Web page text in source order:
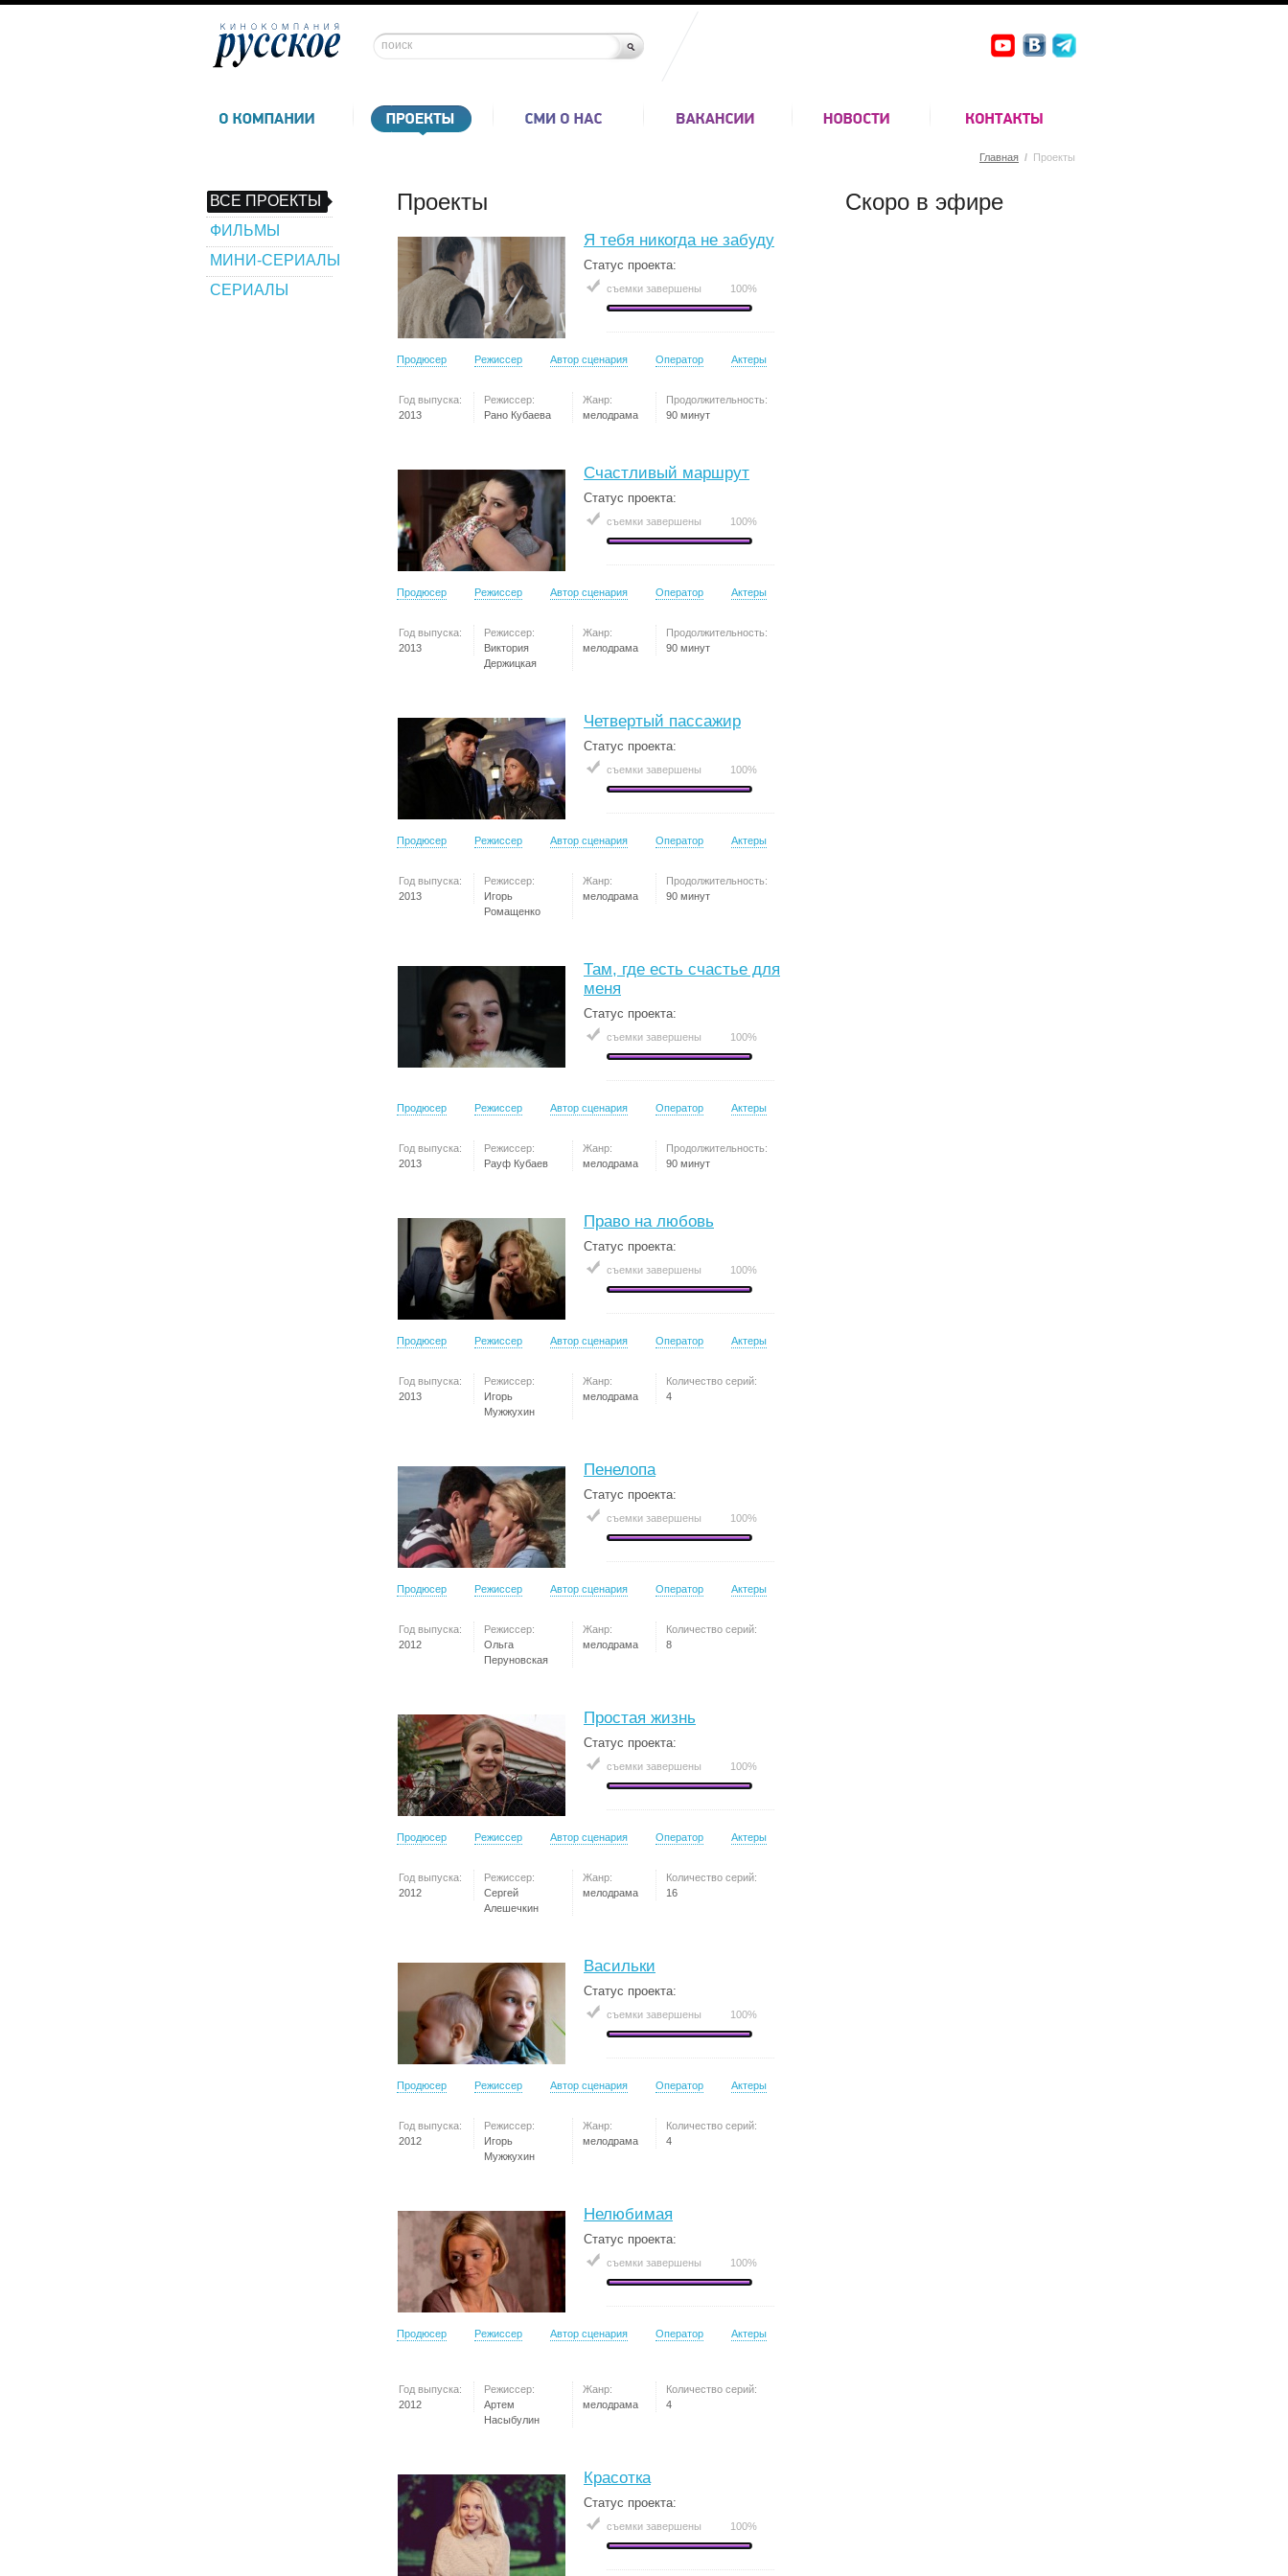
Главная / Проекты
ВСЕ ПРОЕКТЫ
ФИЛЬМЫ
МИНИ-СЕРИАЛЫ
СЕРИАЛЫ
Проекты
Я тебя никогда не забуду
Статус проекта:
съемки завершены 100%
Продюсер Режиссер Автор сценария Оператор Актеры
Год выпуска:
2013
Режиссер:
Рано Кубаева
Жанр:
мелодрама
Продолжительность:
90 минут
Счастливый маршрут
Статус проекта:
съемки завершены 100%
Продюсер Режиссер Автор сценария Оператор Актеры
Год выпуска:
2013
Режиссер:
Виктория
Держицкая
Жанр:
мелодрама
Продолжительность:
90 минут
Четвертый пассажир
Статус проекта:
съемки завершены 100%
Продюсер Режиссер Автор сценария Оператор Актеры
Год выпуска:
2013
Режиссер:
Игорь
Ромащенко
Жанр:
мелодрама
Продолжительность:
90 минут
Там, где есть счастье для
меня
Статус проекта:
съемки завершены 100%
Продюсер Режиссер Автор сценария Оператор Актеры
Год выпуска:
2013
Режиссер:
Рауф Кубаев
Жанр:
мелодрама
Продолжительность:
90 минут
Право на любовь
Статус проекта:
съемки завершены 100%
Продюсер Режиссер Автор сценария Оператор Актеры
Год выпуска:
2013
Режиссер:
Игорь
Мужжухин
Жанр:
мелодрама
Количество серий:
4
Пенелопа
Статус проекта:
съемки завершены 100%
Продюсер Режиссер Автор сценария Оператор Актеры
Год выпуска:
2012
Режиссер:
Ольга
Перуновская
Жанр:
мелодрама
Количество серий:
8
Простая жизнь
Статус проекта:
съемки завершены 100%
Продюсер Режиссер Автор сценария Оператор Актеры
Год выпуска:
2012
Режиссер:
Сергей
Алешечкин
Жанр:
мелодрама
Количество серий:
16
Васильки
Статус проекта:
съемки завершены 100%
Продюсер Режиссер Автор сценария Оператор Актеры
Год выпуска:
2012
Режиссер:
Игорь
Мужжухин
Жанр:
мелодрама
Количество серий:
4
Нелюбимая
Статус проекта:
съемки завершены 100%
Продюсер Режиссер Автор сценария Оператор Актеры
Год выпуска:
2012
Режиссер:
Артем
Насыбулин
Жанр:
мелодрама
Количество серий:
4
Красотка
Статус проекта:
съемки завершены 100%
Скоро в эфире